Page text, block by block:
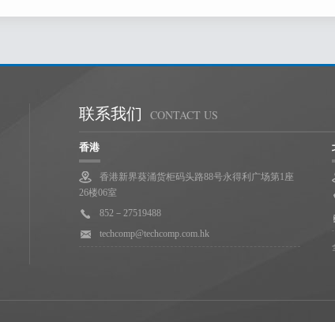
和密码，用户凭用户名和密码享受天美（中国）向其会员用户提供
责任，并且用户对以其用户名进行的所有活动和事件负全责。用户
或存在安全漏洞的情况，请立即通告天美（中国）。
联系我们 CONTACT US
香港
香港新界葵涌货柜码头路88号永得利广场第1座
26楼06室
852－27519488
techcomp@techcomp.com.hk